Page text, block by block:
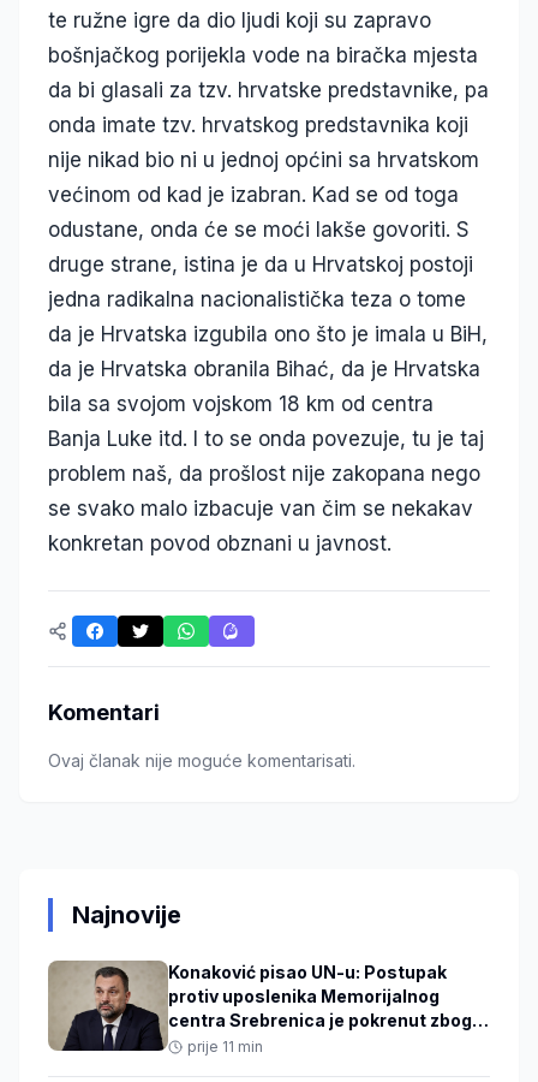
te ružne igre da dio ljudi koji su zapravo
bošnjačkog porijekla vode na biračka mjesta
da bi glasali za tzv. hrvatske predstavnike, pa
onda imate tzv. hrvatskog predstavnika koji
nije nikad bio ni u jednoj općini sa hrvatskom
većinom od kad je izabran. Kad se od toga
odustane, onda će se moći lakše govoriti. S
druge strane, istina je da u Hrvatskoj postoji
jedna radikalna nacionalistička teza o tome
da je Hrvatska izgubila ono što je imala u BiH,
da je Hrvatska obranila Bihać, da je Hrvatska
bila sa svojom vojskom 18 km od centra
Banja Luke itd. I to se onda povezuje, tu je taj
problem naš, da prošlost nije zakopana nego
se svako malo izbacuje van čim se nekakav
konkretan povod obznani u javnost.
Komentari
Ovaj članak nije moguće komentarisati.
Najnovije
Konaković pisao UN-u: Postupak
protiv uposlenika Memorijalnog
centra Srebrenica je pokrenut zbog
njihovog izvještaja
prije 11 min